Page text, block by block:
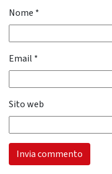
Nome *
Email *
Sito web